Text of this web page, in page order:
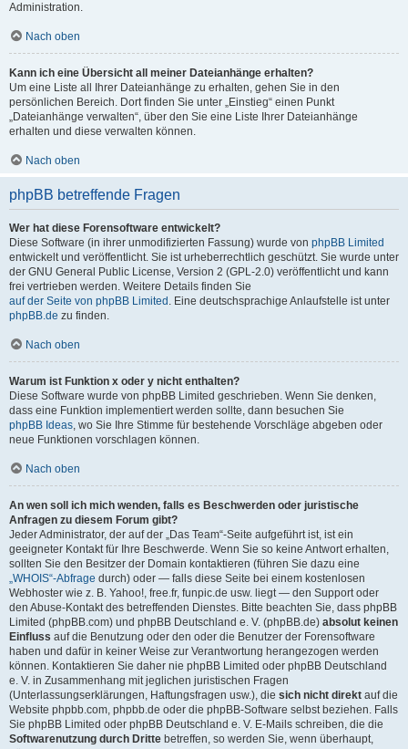
Administration.
Nach oben
Kann ich eine Übersicht all meiner Dateianhänge erhalten?
Um eine Liste all Ihrer Dateianhänge zu erhalten, gehen Sie in den
persönlichen Bereich. Dort finden Sie unter „Einstieg“ einen Punkt
„Dateianhänge verwalten“, über den Sie eine Liste Ihrer Dateianhänge
erhalten und diese verwalten können.
Nach oben
phpBB betreffende Fragen
Wer hat diese Forensoftware entwickelt?
Diese Software (in ihrer unmodifizierten Fassung) wurde von phpBB Limited
entwickelt und veröffentlicht. Sie ist urheberrechtlich geschützt. Sie wurde unter
der GNU General Public License, Version 2 (GPL-2.0) veröffentlicht und kann
frei vertrieben werden. Weitere Details finden Sie
auf der Seite von phpBB Limited . Eine deutschsprachige Anlaufstelle ist unter
phpBB.de zu finden.
Nach oben
Warum ist Funktion x oder y nicht enthalten?
Diese Software wurde von phpBB Limited geschrieben. Wenn Sie denken,
dass eine Funktion implementiert werden sollte, dann besuchen Sie
phpBB Ideas, wo Sie Ihre Stimme für bestehende Vorschläge abgeben oder
neue Funktionen vorschlagen können.
Nach oben
An wen soll ich mich wenden, falls es Beschwerden oder juristische
Anfragen zu diesem Forum gibt?
Jeder Administrator, der auf der „Das Team“-Seite aufgeführt ist, ist ein
geeigneter Kontakt für Ihre Beschwerde. Wenn Sie so keine Antwort erhalten,
sollten Sie den Besitzer der Domain kontaktieren (führen Sie dazu eine
„WHOIS“-Abfrage durch) oder — falls diese Seite bei einem kostenlosen
Webhoster wie z. B. Yahoo!, free.fr, funpic.de usw. liegt — den Support oder
den Abuse-Kontakt des betreffenden Dienstes. Bitte beachten Sie, dass phpBB
Limited (phpBB.com) und phpBB Deutschland e. V. (phpBB.de) absolut keinen
Einfluss auf die Benutzung oder den oder die Benutzer der Forensoftware
haben und dafür in keiner Weise zur Verantwortung herangezogen werden
können. Kontaktieren Sie daher nie phpBB Limited oder phpBB Deutschland
e. V. in Zusammenhang mit jeglichen juristischen Fragen
(Unterlassungserklärungen, Haftungsfragen usw.), die sich nicht direkt auf die
Website phpbb.com, phpbb.de oder die phpBB-Software selbst beziehen. Falls
Sie phpBB Limited oder phpBB Deutschland e. V. E-Mails schreiben, die die
Softwarenutzung durch Dritte betreffen, so werden Sie, wenn überhaupt,